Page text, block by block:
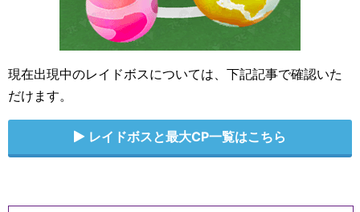
現在出現中のレイドボスについては、下記記事で確認いた
だけます。
レイドボスと最大CP一覧はこちら